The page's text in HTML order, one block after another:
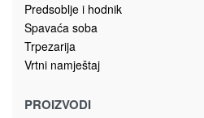
Predsoblje i hodnik
Spavaća soba
Trpezarija
Vrtni namještaj
PROIZVODI